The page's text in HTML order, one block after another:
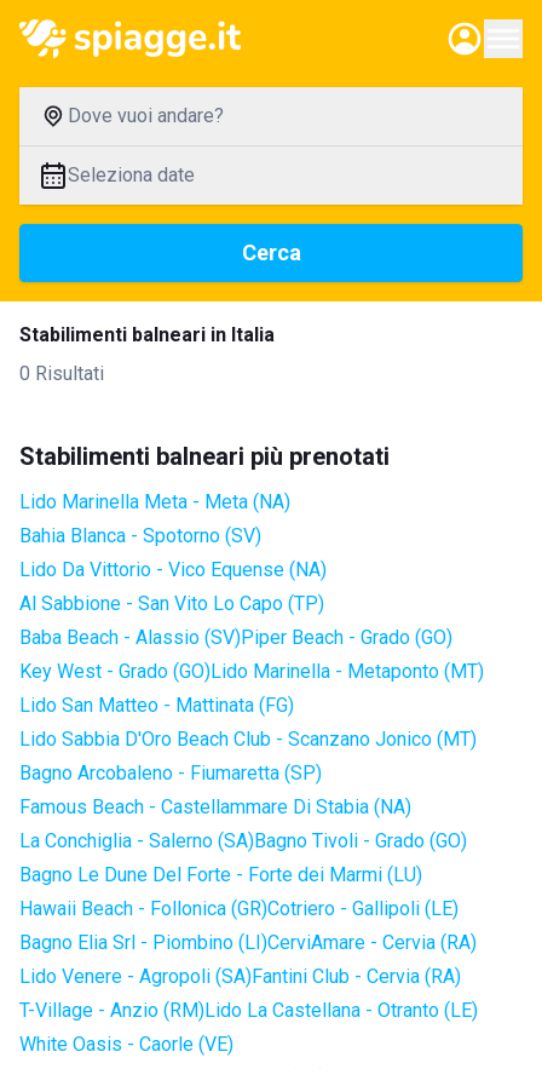
Dove vuoi andare?
Seleziona date
Cerca
Stabilimenti balneari in Italia
0 Risultati
Stabilimenti balneari più prenotati
Lido Marinella Meta - Meta (NA)
Bahia Blanca - Spotorno (SV)
Lido Da Vittorio - Vico Equense (NA)
Al Sabbione - San Vito Lo Capo (TP)
Baba Beach - Alassio (SV)Piper Beach - Grado (GO)
Key West - Grado (GO)Lido Marinella - Metaponto (MT)
Lido San Matteo - Mattinata (FG)
Lido Sabbia D'Oro Beach Club - Scanzano Jonico (MT)
Bagno Arcobaleno - Fiumaretta (SP)
Famous Beach - Castellammare Di Stabia (NA)
La Conchiglia - Salerno (SA)Bagno Tivoli - Grado (GO)
Bagno Le Dune Del Forte - Forte dei Marmi (LU)
Hawaii Beach - Follonica (GR)Cotriero - Gallipoli (LE)
Bagno Elia Srl - Piombino (LI)CerviAmare - Cervia (RA)
Lido Venere - Agropoli (SA)Fantini Club - Cervia (RA)
T-Village - Anzio (RM)Lido La Castellana - Otranto (LE)
White Oasis - Caorle (VE)